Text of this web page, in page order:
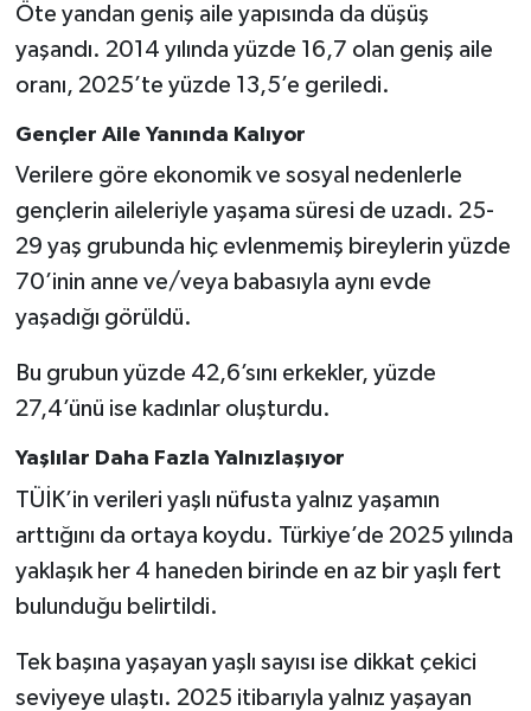
Öte yandan geniş aile yapısında da düşüş
yaşandı. 2014 yılında yüzde 16,7 olan geniş aile
oranı, 2025’te yüzde 13,5’e geriledi.
Gençler Aile Yanında Kalıyor
Verilere göre ekonomik ve sosyal nedenlerle
gençlerin aileleriyle yaşama süresi de uzadı. 25-
29 yaş grubunda hiç evlenmemiş bireylerin yüzde
70’inin anne ve/veya babasıyla aynı evde
yaşadığı görüldü.
Bu grubun yüzde 42,6’sını erkekler, yüzde
27,4’ünü ise kadınlar oluşturdu.
Yaşlılar Daha Fazla Yalnızlaşıyor
TÜİK’in verileri yaşlı nüfusta yalnız yaşamın
arttığını da ortaya koydu. Türkiye’de 2025 yılında
yaklaşık her 4 haneden birinde en az bir yaşlı fert
bulunduğu belirtildi.
Tek başına yaşayan yaşlı sayısı ise dikkat çekici
seviyeye ulaştı. 2025 itibarıyla yalnız yaşayan